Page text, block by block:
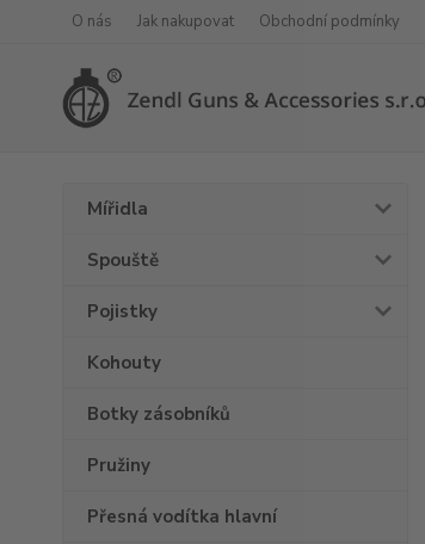
O nás Jak nakupovat Obchodní podmínky
Mířidla
Spouště
Pojistky
Kohouty
Botky zásobníků
Pružiny
Přesná vodítka hlavní